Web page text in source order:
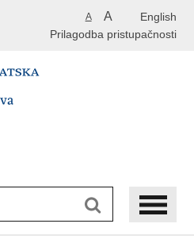
English
A A
Prilagodba pristupačnosti